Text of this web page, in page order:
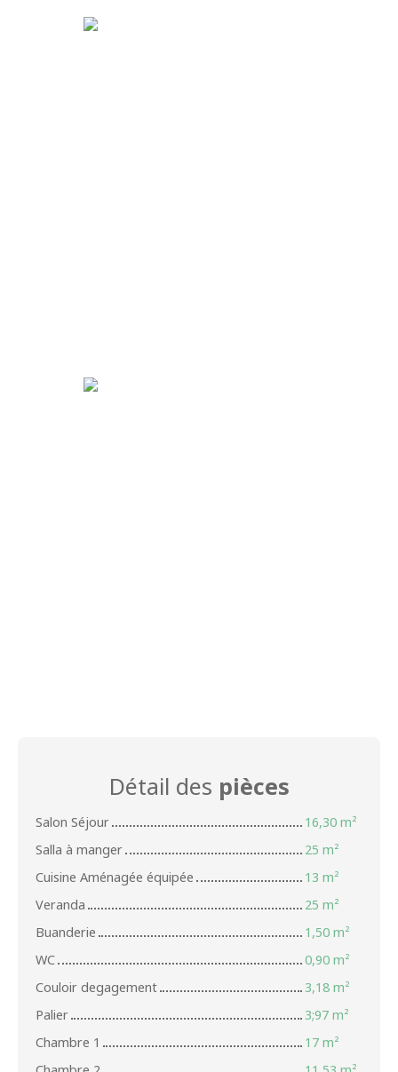
Détail des pièces
Salon Séjour
16,30 m²
Salla à manger
25 m²
Cuisine Aménagée équipée
13 m²
Veranda
25 m²
Buanderie
1,50 m²
WC
0,90 m²
Couloir degagement
3,18 m²
Palier
3;97 m²
Chambre 1
17 m²